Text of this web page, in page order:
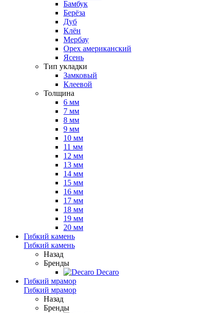
Бамбук
Берёза
Дуб
Клён
Мербау
Орех американский
Ясень
Тип укладки
Замковый
Клеевой
Толщина
6 мм
7 мм
8 мм
9 мм
10 мм
11 мм
12 мм
13 мм
14 мм
15 мм
16 мм
17 мм
18 мм
19 мм
20 мм
Гибкий камень
Гибкий камень
Назад
Бренды
Decaro
Гибкий мрамор
Гибкий мрамор
Назад
Бренды